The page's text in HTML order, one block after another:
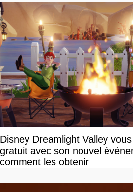
Disney Dreamlight Valley
gratuit avec son nouvel
comment les obtenir